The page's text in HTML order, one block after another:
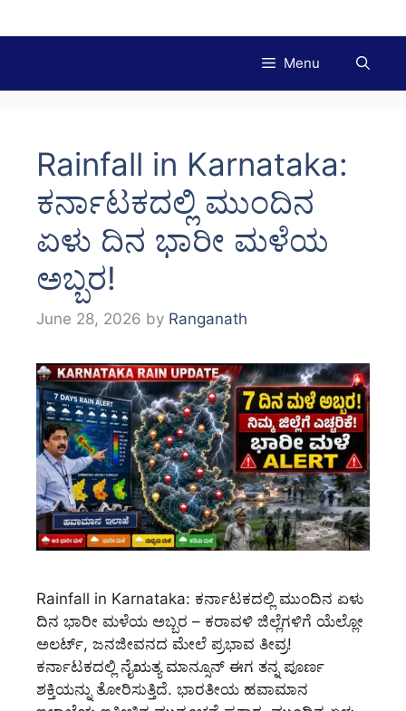
to
Menu
Rainfall in Karnataka:
ಕರ್ನಾಟಕದಲ್ಲಿ ಮುಂದಿನ
ಏಳು ದಿನ ಭಾರೀ ಮಳೆಯ
ಅಬ್ಬರ!
June 28, 2026 by Ranganath
Rainfall in Karnataka: ಕರ್ನಾಟಕದಲ್ಲಿ ಮುಂದಿನ ಏಳು
ದಿನ ಭಾರೀ ಮಳೆಯ ಅಬ್ಬರ – ಕರಾವಳಿ ಜಿಲ್ಲೆಗಳಿಗೆ ಯೆಲ್ಲೋ
ಅಲರ್ಟ್, ಜನಜೀವನದ ಮೇಲೆ ಪ್ರಭಾವ ತೀವ್ರ!
ಕರ್ನಾಟಕದಲ್ಲಿ ನೈಋತ್ಯ ಮಾನ್ಸೂನ್ ಈಗ ತನ್ನ ಪೂರ್ಣ
ಶಕ್ತಿಯನ್ನು ತೋರಿಸುತ್ತಿದೆ. ಭಾರತೀಯ ಹವಾಮಾನ